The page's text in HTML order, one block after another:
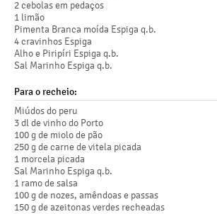
2 cebolas em pedaços
1 limão
Pimenta Branca moída Espiga q.b.
4 cravinhos Espiga
Alho e Piripíri Espiga q.b.
Sal Marinho Espiga q.b.
Para o recheio:
Miúdos do peru
3 dl de vinho do Porto
100 g de miolo de pão
250 g de carne de vitela picada
1 morcela picada
Sal Marinho Espiga q.b.
1 ramo de salsa
100 g de nozes, amêndoas e passas
150 g de azeitonas verdes recheadas